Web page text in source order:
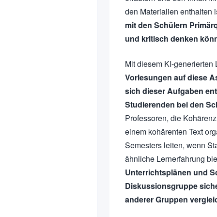
den Materialien enthalten
mit den Schülern
und kritisch denken
Mit diesem KI-generierten
Vorlesungen auf diese
sich dieser Aufgaben
Studierenden bei den
Professoren, die
einem kohärenten Text
Semesters leiten, wenn
ähnliche Lernerfahrung
Unterrichtsplänen und
Diskussionsgruppe
anderer Gruppen